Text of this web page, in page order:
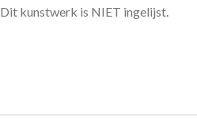
Dit kunstwerk is NIET ingelijst.